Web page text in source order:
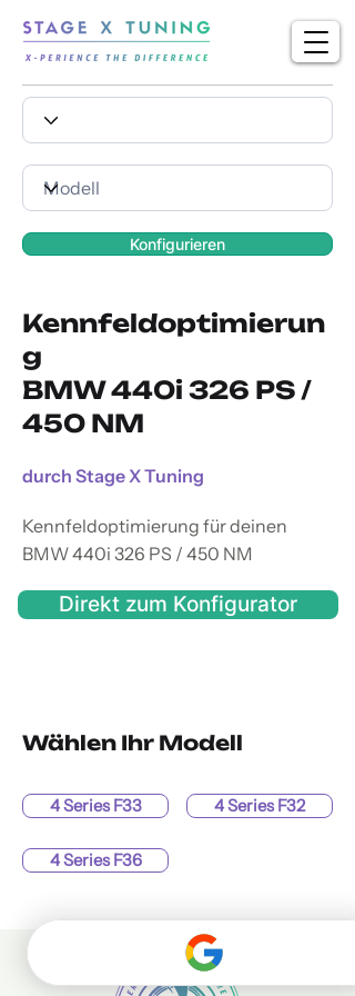
Konfigurieren
Kennfeldoptimierun
g
BMW 440i 326 PS /
450 NM
durch Stage X Tuning
Kennfeldoptimierung für deinen
BMW 440i 326 PS / 450 NM
Direkt zum Konfigurator
Wählen Ihr Modell
4 Series F33
4 Series F36
4 Series F32